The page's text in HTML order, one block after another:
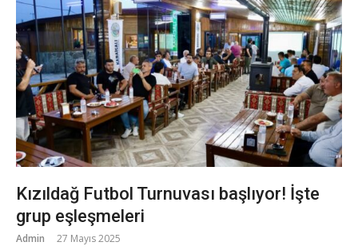
Kızıldağ Futbol Turnuvası başlıyor! İşte
grup eşleşmeleri
Admin 27 Mayıs 2025